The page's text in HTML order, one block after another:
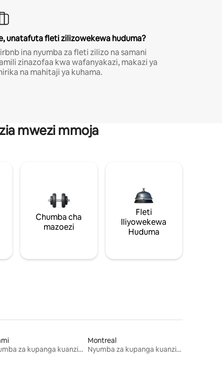
unatafuta fleti zilizowekewa huduma?
ina nyumba za fleti zilizo na samani
zinazofaa kwa wafanyakazi, makazi ya
na mahitaji ya kuhama.
mwezi mmoja
Chumba cha
mazoezi
Fleti
Iliyowekewa
Huduma
Nyumba za kupanga kuanzia mwezi mmoja
Montreal
Nyumba za kupanga kuanzia mwezi mmoja